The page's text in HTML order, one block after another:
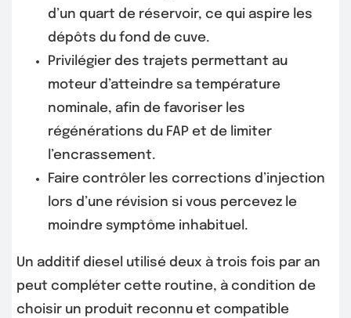
d’un quart de réservoir, ce qui aspire les
dépôts du fond de cuve.
Privilégier des trajets permettant au
moteur d’atteindre sa température
nominale, afin de favoriser les
régénérations du FAP et de limiter
l’encrassement.
Faire contrôler les corrections d’injection
lors d’une révision si vous percevez le
moindre symptôme inhabituel.
Un additif diesel utilisé deux à trois fois par an
peut compléter cette routine, à condition de
choisir un produit reconnu et compatible